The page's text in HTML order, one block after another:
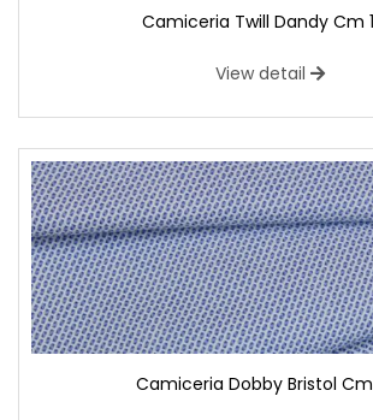
Camiceria Twill Dandy Cm
View detail
Camiceria Dobby Bristol Cm